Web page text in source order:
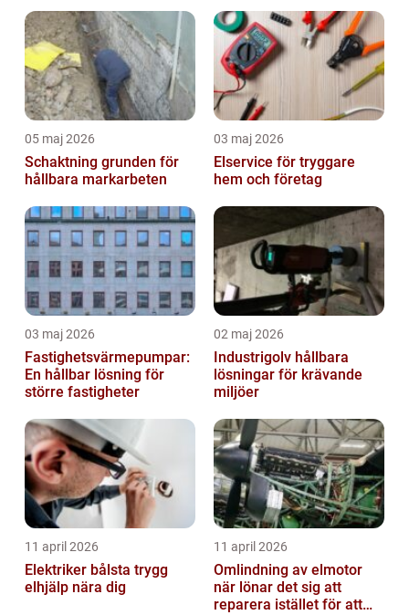
05 maj 2026
Schaktning grunden för
hållbara markarbeten
03 maj 2026
Elservice för tryggare
hem och företag
03 maj 2026
Fastighetsvärmepumpar:
En hållbar lösning för
större fastigheter
02 maj 2026
Industrigolv hållbara
lösningar för krävande
miljöer
11 april 2026
Elektriker bålsta trygg
elhjälp nära dig
11 april 2026
Omlindning av elmotor
när lönar det sig att
reparera istället för att